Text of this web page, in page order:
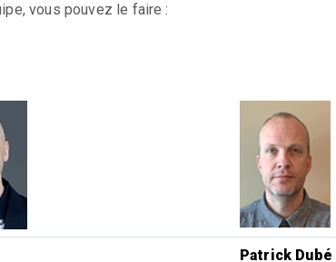
vous pouvez le faire :
Patrick Dubé